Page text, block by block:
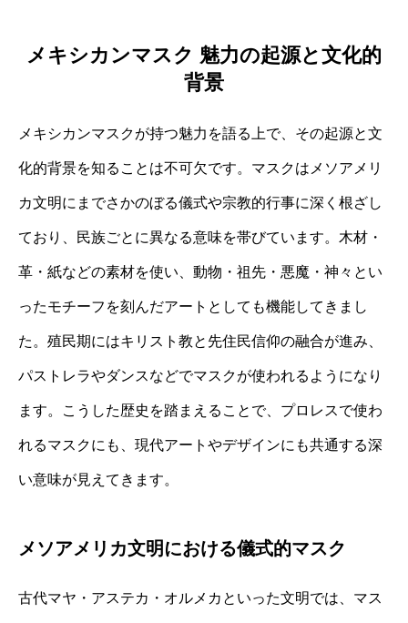
メキシカンマスク 魅力の起源と文化的
背景
メキシカンマスクが持つ魅力を語る上で、その起源と文
化的背景を知ることは不可欠です。マスクはメソアメリ
カ文明にまでさかのぼる儀式や宗教的行事に深く根ざし
ており、民族ごとに異なる意味を帯びています。木材・
革・紙などの素材を使い、動物・祖先・悪魔・神々とい
ったモチーフを刻んだアートとしても機能してきまし
た。殖民期にはキリスト教と先住民信仰の融合が進み、
パストレラやダンスなどでマスクが使われるようになり
ます。こうした歴史を踏まえることで、プロレスで使わ
れるマスクにも、現代アートやデザインにも共通する深
い意味が見えてきます。
メソアメリカ文明における儀式的マスク
古代マヤ・アステカ・オルメカといった文明では、マス